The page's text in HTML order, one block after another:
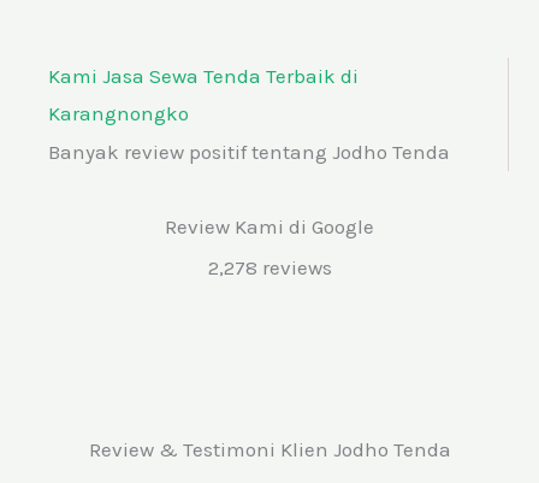
Kami Jasa Sewa Tenda Terbaik di
Karangnongko
Banyak review positif tentang Jodho Tenda
Review Kami di Google
2,278 reviews
Review & Testimoni Klien Jodho Tenda